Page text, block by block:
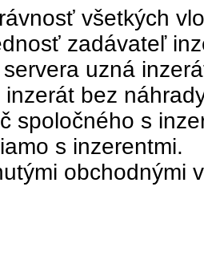
všetkých
zadávateľ
uzná
bez
spoločného s
s inzerentmi.
obchodnými